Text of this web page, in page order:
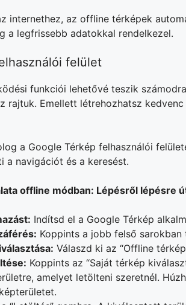
internethez, az offline térképek
a legfrissebb adatokkal rendelkezel.
felület
funkciói lehetővé teszik
rajtuk. Emellett létrehozhatsz
a Google Térkép felhasználói
a navigációt és a keresést.
offline módban: Lépésről lépésre
Indítsd el a Google Térkép
Koppints a jobb felső
Válaszd ki az “Offline
Koppints az “Saját térkép
amelyet letölteni szeretnél.